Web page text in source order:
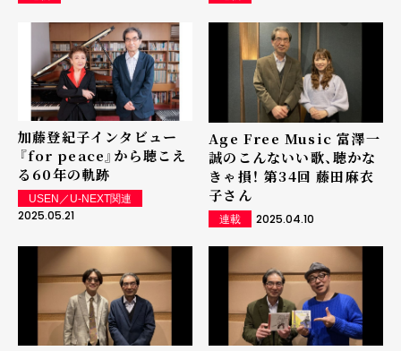
加藤登紀子インタビュー
――『for peace』から聴こえ
る60年の軌跡
USEN／U-NEXT関連
2025.05.21
Age Free Music 富澤一
誠のこんないい歌、聴かな
きゃ損！ 第34回 藤田麻衣
子さん
連載 2025.04.10